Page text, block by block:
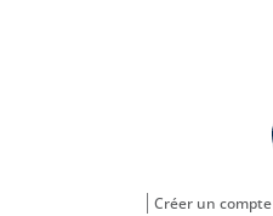
Créer un compte